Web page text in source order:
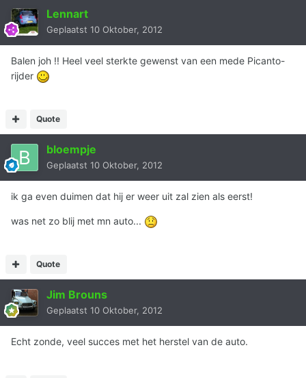
Lennart
Geplaatst 10 Oktober, 2012
Balen joh !! Heel veel sterkte gewenst van een mede Picanto-
rijder
Quote
bloempje
Geplaatst 10 Oktober, 2012
ik ga even duimen dat hij er weer uit zal zien als eerst!
was net zo blij met mn auto...
Quote
Jim Brouns
Geplaatst 10 Oktober, 2012
Echt zonde, veel succes met het herstel van de auto.